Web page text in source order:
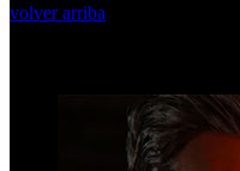
volver arriba